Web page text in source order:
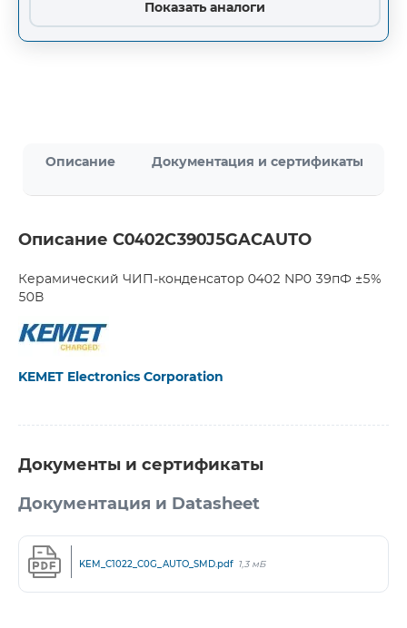
Показать аналоги
Описание Документация и сертификаты
Описание C0402C390J5GACAUTO
Керамический ЧИП-конденсатор 0402 NP0 39пФ ±5%
50В
KEMET Electronics Corporation
Документы и сертификаты
Документация и Datasheet
KEM_C1022_C0G_AUTO_SMD.pdf 1,3 мБ